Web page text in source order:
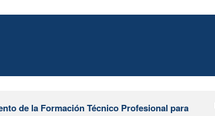
de la Formación Técnico Profesional para